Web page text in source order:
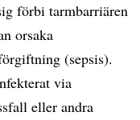
förbi tarmbarriären
orsaka
(sepsis).
via
eller andra